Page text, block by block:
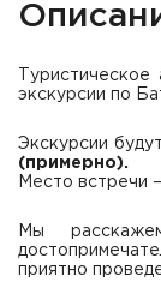
Туристическое
экскурсии по
Экскурсии
(примерно).
Место встречи –
Мы
приятно